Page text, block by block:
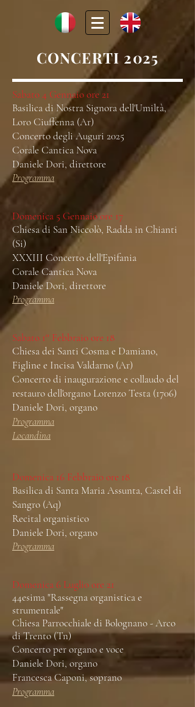
CONCERTI 2025
Sabato 4 Gennaio ore 21
Basilica di Nostra Signora dell'Umiltà,
Loro Ciuffenna (Ar)
Concerto degli Auguri 2025
Corale Cantica Nova
Daniele Dori, direttore
Programma
Domenica 5 Gennaio ore 17
Chiesa di San Niccolò, Radda in Chianti
(Si)
XXXIII Concerto dell'Epifania
Corale Cantica Nova
Daniele Dori, direttore
Programma
Sabato 1° Febbraio ore 18
Chiesa dei Santi Cosma e Damiano,
Figline e Incisa Valdarno (Ar)
Concerto di inaugurazione e collaudo del
restauro dell'organo Lorenzo Testa (1706)
Daniele Dori, organo
Programma
Locandina
Domenica 16 Febbraio ore 18
Basilica di Santa Maria Assunta, Castel di
Sangro (Aq)
Recital organistico
Daniele Dori, organo
Programma
Domenica 6 Luglio ore 21
44esima "Rassegna organistica e
strumentale"
Chiesa Parrocchiale di Bolognano - Arco
di Trento (Tn)
Concerto per organo e voce
Daniele Dori, organo
Francesca Caponi, soprano
Programma